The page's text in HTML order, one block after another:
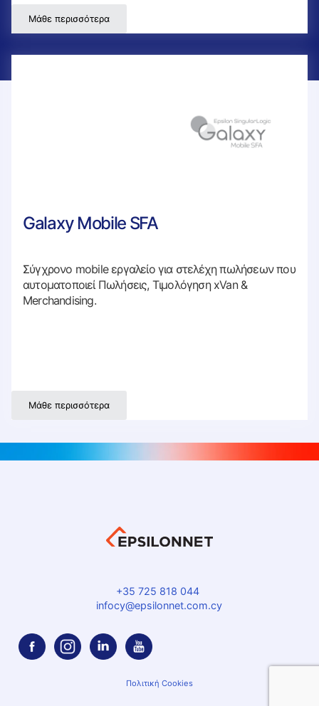
Μάθε περισσότερα
Galaxy Mobile SFA
Σύγχρονο mobile εργαλείο για στελέχη πωλήσεων που
αυτοματοποιεί Πωλήσεις, Τιμολόγηση xVan &
Merchandising.
Μάθε περισσότερα
+35 725 818 044
infocy@epsilonnet.com.cy
Πολιτική Cookies